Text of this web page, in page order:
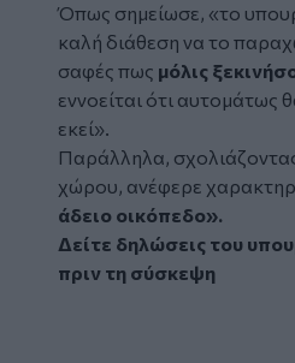
Όπως σημείωσε, «το
καλή διάθεση να το
σαφές πως μόλις
εννοείται ότι αυτομάτως
εκεί».
Παράλληλα,
χώρου, ανέφερε
άδειο οικόπεδο».
Δείτε δηλώσεις του
πριν τη σύσκεψη